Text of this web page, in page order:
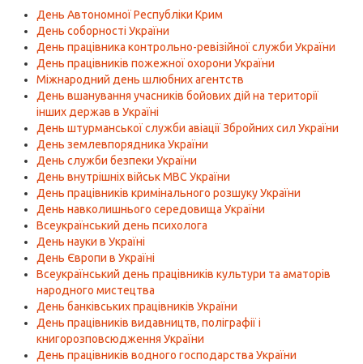
День Автономної Республіки Крим
День соборності України
День працівника контрольно-ревізійної служби України
День працівників пожежної охорони України
Міжнародний день шлюбних агентств
День вшанування учасників бойових дій на території
інших держав в Україні
День штурманської служби авіації Збройних сил України
День землевпорядника України
День служби безпеки України
День внутрішніх військ МВС України
День працівників кримінального розшуку України
День навколишнього середовища України
Всеукраїнський день психолога
День науки в Україні
День Європи в Україні
Всеукраїнський день працівників культури та аматорів
народного мистецтва
День банківських працівників України
День працівників видавництв, поліграфії і
книгорозповсюдження України
День працівників водного господарства України